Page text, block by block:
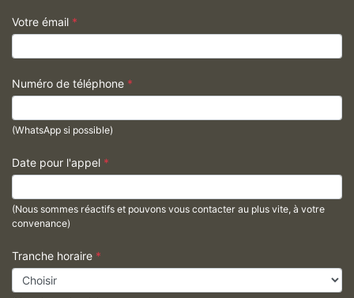
Votre émail *
Numéro de téléphone *
(WhatsApp si possible)
Date pour l'appel *
(Nous sommes réactifs et pouvons vous contacter au plus vite, à votre
convenance)
Tranche horaire *